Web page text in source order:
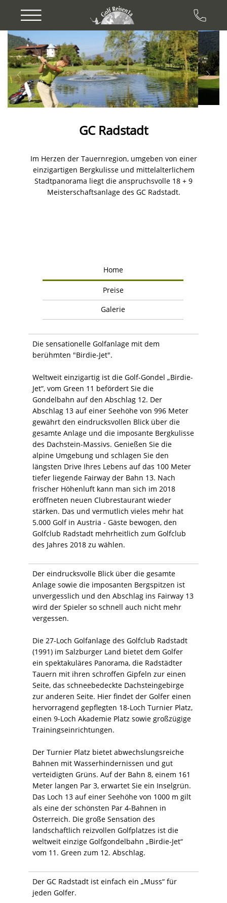
Next
GC Radstadt
Im Herzen der Tauernregion, umgeben von einer
einzigartigen Bergkulisse und mittelalterlichem
Stadtpanorama liegt die anspruchsvolle 18 + 9
Meisterschaftsanlage des GC Radstadt.
Home
Preise
Galerie
Die sensationelle Golfanlage mit dem
berühmten "Birdie-Jet".
Weltweit einzigartig ist die Golf-Gondel „Birdie-
Jet“, vom Green 11 befördert Sie die
Gondelbahn auf den Abschlag 12. Der
Abschlag 13 auf einer Seehöhe von 996 Meter
gewährt den eindrucksvollen Blick über die
gesamte Anlage und die imposante Bergkulisse
des Dachstein-Massivs. Genießen Sie die
alpine Umgebung und schlagen Sie den
längsten Drive Ihres Lebens auf das 100 Meter
tiefer liegende Fairway der Bahn 13. Nach
frischer Höhenluft kann man sich im 2018
eröffneten neuen Clubrestaurant wieder
stärken. Das und vermutlich vieles mehr hat
5.000 Golf in Austria - Gäste bewogen, den
Golfclub Radstadt mehrheitlich zum Golfclub
des Jahres 2018 zu wählen.
Der eindrucksvolle Blick über die gesamte
Anlage sowie die imposanten Bergspitzen ist
unvergesslich und den Abschlag ins Fairway 13
wird der Spieler so schnell auch nicht mehr
vergessen.
Die 27-Loch Golfanlage des Golfclub Radstadt
(1991) im Salzburger Land bietet dem Golfer
ein spektakuläres Panorama, die Radstädter
Tauern mit ihren schroffen Gipfeln zur einen
Seite, das schneebedeckte Dachsteingebirge
zur anderen Seite. Hier findet der Golfer einen
hervorragend gepflegten 18-Loch Turnier Platz,
einen 9-Loch Akademie Platz sowie großzügige
Trainingseinrichtungen.
Der Turnier Platz bietet abwechslungsreiche
Bahnen mit Wasserhindernissen und gut
verteidigten Grüns. Auf der Bahn 8, einem 161
Meter langen Par 3, erwartet Sie ein Inselgrün.
Das Loch 13 auf einer Seehöhe von 1000 m gilt
als eine der schönsten Par 4-Bahnen in
Österreich. Die große Sensation des
landschaftlich reizvollen Golfplatzes ist die
weltweit einzige Golfgondelbahn „Birdie-Jet“
vom 11. Green zum 12. Abschlag.
Der GC Radstadt ist einfach ein „Muss“ für
jeden Golfer.